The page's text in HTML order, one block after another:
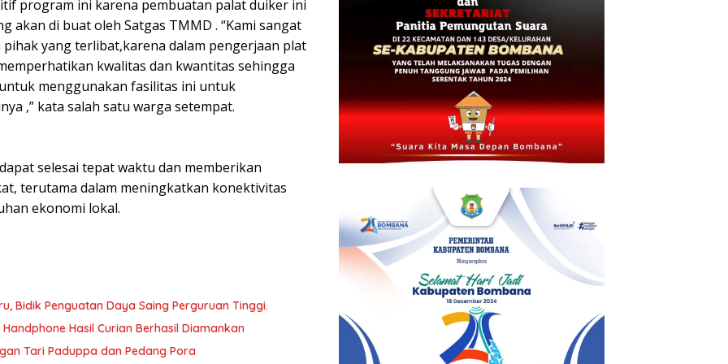
program ini karena pembuatan palat duiker ini
akan di buat oleh Satgas TMMD . “Kami sangat
yang terlibat,karena dalam pengerjaan plat
kwalitas dan kwantitas sehingga
menggunakan fasilitas ini untuk
,” kata salah satu warga setempat.
selesai tepat waktu dan memberikan
terutama dalam meningkatkan konektivitas
ekonomi lokal.
Bidik Penguatan Daya Saing Perguruan Tinggi.
Hasil Curian Berhasil Diamankan
Tari Paduppa dan Pedang Pora